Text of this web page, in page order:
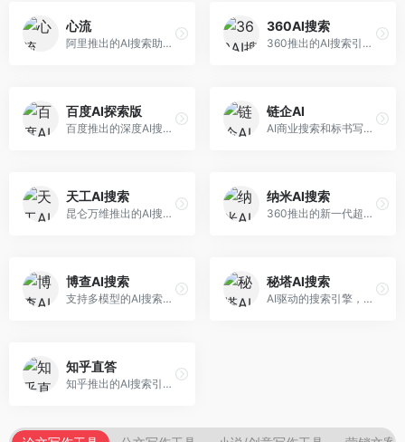
心流
阿里推出的AI搜索助手，专注于智能信息获取。面向普通用户，提供智能搜索、内容整理、知识问答等服务，与阿里生态深度整合。
360AI搜索
360推出的AI搜索引擎，专注于安全智能搜索。面向普通用户，提供智能问答、网页搜索、内容整理等服务，安全防护能力强。
百度AI探索版
百度推出的深度AI搜索引擎，整合百度知识图谱。面向中文用户，提供智能问答、知识探索、内容生成等服务，知识覆盖面广。
链企AI
AI商业搜索和标书写作工具，专注于企业服务场景。面向企业用户，提供商业信息搜索、标书生成、企业分析等服务，商业信息专业。
天工AI搜索
昆仑万维推出的AI搜索引擎，整合大模型与搜索能力。面向普通用户，提供智能问答、深度搜索、内容整理等服务，中文搜索体验好。
纳米AI搜索
360推出的新一代超级AI搜索，深度整合360搜索资源。面向普通用户，提供智能问答、多模态搜索、内容生成等服务，安全可靠。
博查AI搜索
支持多模型的AI搜索引擎，整合多种大模型能力。面向AI爱好者，提供多模型搜索、答案对比、深度分析等服务，模型选择灵活。
秘塔AI搜索
AI驱动的搜索引擎，专注于无广告直达结果。面向研究者和信息获取需求者，提供深度搜索、来源标注、答案整理等服务，搜索结果干净准确，信息可信度高。
知乎直答
知乎推出的AI搜索引擎，专注于知识问答场景。面向知识获取者，提供知乎内容搜索、智能问答、知识整理等服务，专业知识丰富。